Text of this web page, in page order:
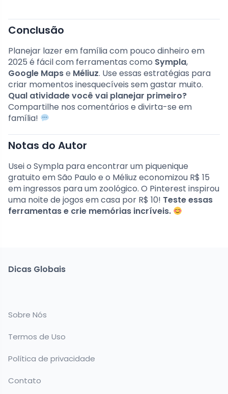
Conclusão
Planejar lazer em família com pouco dinheiro em
2025 é fácil com ferramentas como Sympla,
Google Mapse Méliuz. Use essas estratégias para
criar momentos inesquecíveis sem gastar muito.
Qual atividade você vai planejar primeiro?
Compartilhe nos comentários e divirta-se em
família!
Notas do Autor
Usei o Sympla para encontrar um piquenique
gratuito em São Paulo e o Méliuz economizou R$ 15
em ingressos para um zoológico. O Pinterest inspirou
uma noite de jogos em casa por R$ 10! Teste essas
ferramentas e crie memórias incríveis.
Dicas Globais
Sobre Nós
Termos de Uso
Política de privacidade
Contato